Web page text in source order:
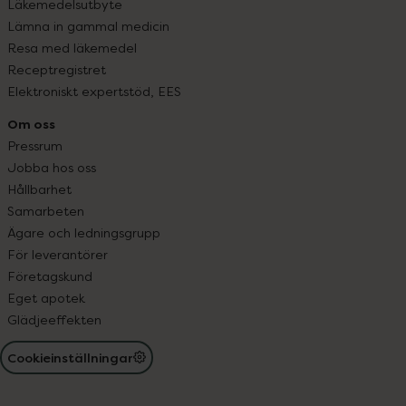
Läkemedelsutbyte
Lämna in gammal medicin
Resa med läkemedel
Receptregistret
Elektroniskt expertstöd, EES
Om oss
Pressrum
Jobba hos oss
Hållbarhet
Samarbeten
Ägare och ledningsgrupp
För leverantörer
Företagskund
Eget apotek
Glädjeeffekten
Cookieinställningar